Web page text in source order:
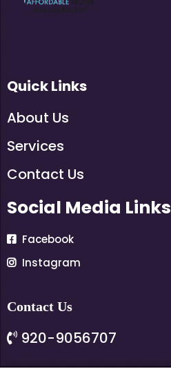
Quick Links
About Us
Services
Contact Us
Social Media Links
Facebook
Instagram
Contact Us
920-9056707